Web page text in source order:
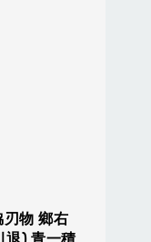
刃物 鄉右